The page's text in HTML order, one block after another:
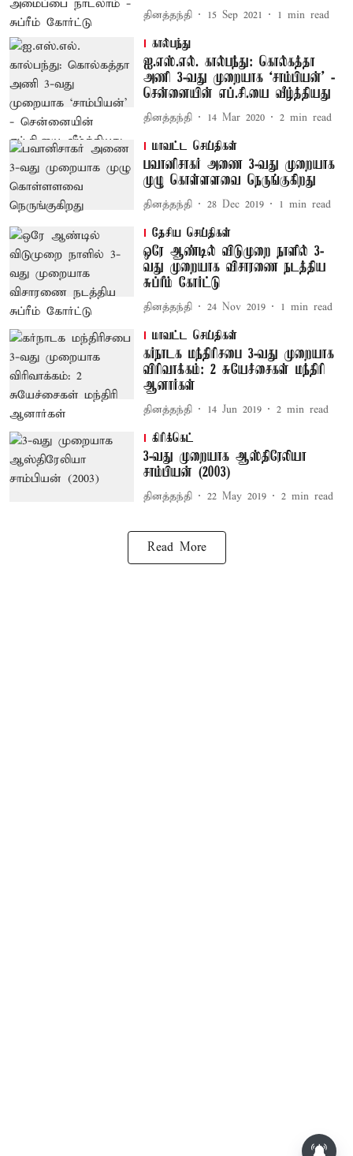
தினத்தந்தி 15 Sep 2021 1 min read
கால்பந்து
ஐ.எஸ்.எல். கால்பந்து: கொல்கத்தா
அணி 3-வது முறையாக ‘சாம்பியன்’ -
சென்னையின் எப்.சி.யை வீழ்த்தியது
தினத்தந்தி 14 Mar 2020 2 min read
மாவட்ட செய்திகள்
பவானிசாகர் அணை 3-வது முறையாக
முழு கொள்ளளவை நெருங்குகிறது
தினத்தந்தி 28 Dec 2019 1 min read
தேசிய செய்திகள்
ஒரே ஆண்டில் விடுமுறை நாளில் 3-
வது முறையாக விசாரணை நடத்திய
சுப்ரீம் கோர்ட்டு
தினத்தந்தி 24 Nov 2019 1 min read
மாவட்ட செய்திகள்
கர்நாடக மந்திரிசபை 3-வது முறையாக
விரிவாக்கம்: 2 சுயேச்சைகள் மந்திரி
ஆனார்கள்
தினத்தந்தி 14 Jun 2019 2 min read
கிரிக்கெட்
3-வது முறையாக ஆஸ்திரேலியா
சாம்பியன் (2003)
தினத்தந்தி 22 May 2019 2 min read
Read More